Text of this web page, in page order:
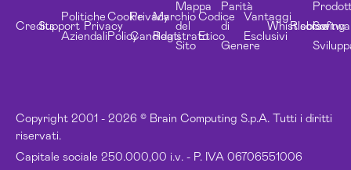
Copyright 2001 - 2026 © Brain Computing S.p.A. Tutti i diritti
riservati.
Capitale sociale 250.000,00 i.v. - P. IVA 06706551006
CreditsSupport
Politiche
Aziendali
Privacy
Cookie
Policy
Privacy
Candidati
Marchio
Registrato
Mappa
del
Sito
Codice
Etico
Parità
di
Genere
Vantaggi
Esclusivi
Whistleblowing
Risorse